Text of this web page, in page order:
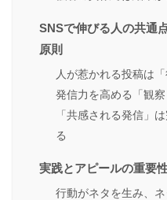
SNSで伸びる人の共通
原則
人が惹かれる投稿は
発信力を高める「観
「共感される発信」
る
実践とアピールの重要
行動がネタを生み、